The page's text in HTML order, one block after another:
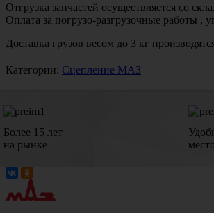
Отгрузка запчастей осуществляется со
Оплата за погрузо-разгрузочные работы ,
Доставка грузов весом до 3 кг
Категории: Сцепление МАЗ
Более 15 лет
на рынке